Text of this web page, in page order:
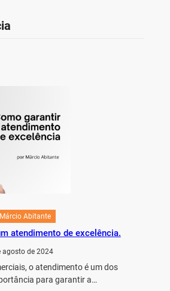
Márcio Abitante
atendimento de excelência.
agosto de 2024
o atendimento é um dos
para garantir a…